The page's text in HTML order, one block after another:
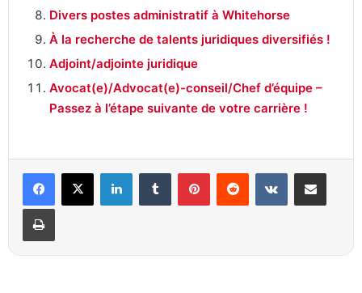
Divers postes administratif à Whitehorse
À la recherche de talents juridiques diversifiés !
Adjoint/adjointe juridique
Avocat(e)/Advocat(e)-conseil/Chef d’équipe –
Passez à l’étape suivante de votre carrière !
LinkedinTumblr PinterestReddit VKontaktePartager par email
Imprimer